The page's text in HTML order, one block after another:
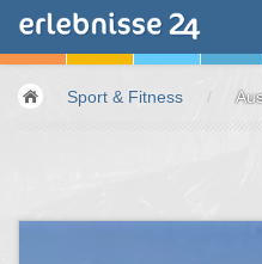
Sport & Fitness /